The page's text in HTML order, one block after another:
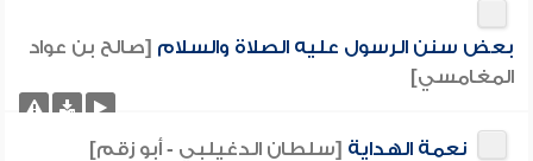
بعض سنن الرسول عليه الصلاة والسلام [صالح بن عواد
المغامسي]
نعمة الهداية [سلطان الدغيلبي - أبو زقم]